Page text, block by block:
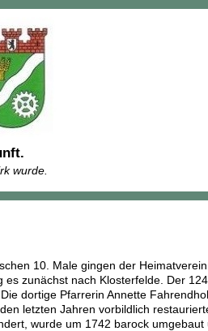
wurde.
10. Male gingen der
zunächst nach Klosterfelde. Der
dortige Pfarrerin Annette
letzten Jahren vorbildlich
wurde um 1742 barock